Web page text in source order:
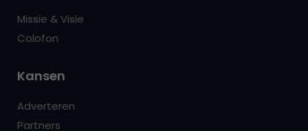
Missie & Visie
Colofon
Kansen
Adverteren
Partners